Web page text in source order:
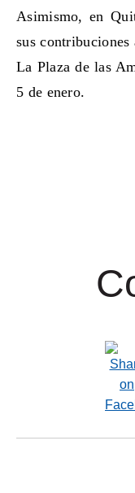
Asimismo, en
sus
La Plaza de las
5 de enero.